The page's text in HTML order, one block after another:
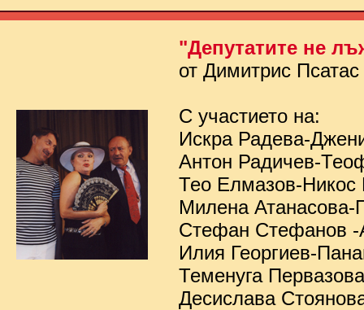
"Депутатите не
от Димитрис Псатас
С участието на:
Искра Радева-
Антон Радичев-
Тео Елмазов-Никос
Милена Атанасова-
Стефан Стефанов -
Илия Георгиев-
Теменуга
Десислава